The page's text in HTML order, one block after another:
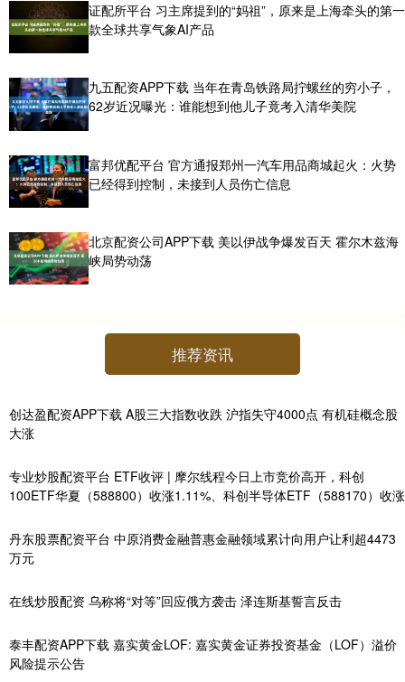
证配所平台 习主席提到的“妈祖”，原来是上海牵头的第一
款全球共享气象AI产品
九五配资APP下载 当年在青岛铁路局拧螺丝的穷小子，
62岁近况曝光：谁能想到他儿子竟考入清华美院
富邦优配平台 官方通报郑州一汽车用品商城起火：火势
已经得到控制，未接到人员伤亡信息
北京配资公司APP下载 美以伊战争爆发百天 霍尔木兹海
峡局势动荡
推荐资讯
创达盈配资APP下载 A股三大指数收跌 沪指失守4000点 有机硅概念股
大涨
专业炒股配资平台 ETF收评 | 摩尔线程今日上市竞价高开，科创
100ETF华夏（588800）收涨1.11%、科创半导体ETF（588170）收涨
丹东股票配资平台 中原消费金融普惠金融领域累计向用户让利超4473
万元
在线炒股配资 乌称将“对等”回应俄方袭击 泽连斯基誓言反击
泰丰配资APP下载 嘉实黄金LOF: 嘉实黄金证券投资基金（LOF）溢价
风险提示公告